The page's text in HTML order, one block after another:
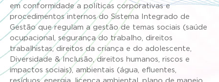
em conformidade a políticas corporativas e
procedimentos internos do Sistema Integrado de
Gestão que regulam a gestão de temas sociais (saúde
ocupacional, segurança do trabalho, direitos
trabalhistas, direitos da criança e do adolescente,
Diversidade & Inclusão, direitos humanos, riscos e
impactos sociais), ambientais (água, efluentes,